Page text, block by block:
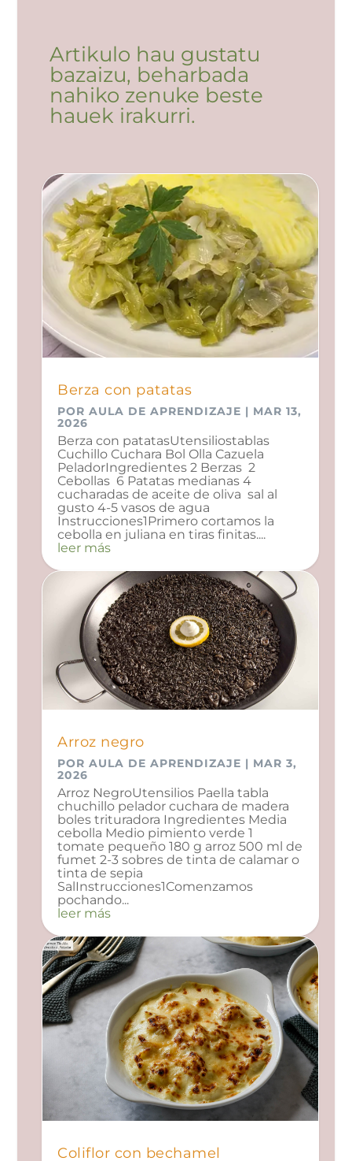
Artikulo hau gustatu
bazaizu, beharbada
nahiko zenuke beste
hauek irakurri.
Berza con patatas
PORAULA DE APRENDIZAJE | MAR 13,
2026
Berza con patatasUtensiliostablas
Cuchillo Cuchara Bol Olla Cazuela
PeladorIngredientes 2 Berzas 2
Cebollas 6 Patatas medianas 4
cucharadas de aceite de oliva sal al
gusto 4-5 vasos de agua
Instrucciones1Primero cortamos la
cebolla en juliana en tiras finitas....
leer más
Arroz negro
PORAULA DE APRENDIZAJE | MAR 3,
2026
Arroz NegroUtensilios Paella tabla
chuchillo pelador cuchara de madera
boles trituradora Ingredientes Media
cebolla Medio pimiento verde 1
tomate pequeño 180 g arroz 500 ml de
fumet 2-3 sobres de tinta de calamar o
tinta de sepia
SalInstrucciones1Comenzamos
pochando...
leer más
Coliflor con bechamel